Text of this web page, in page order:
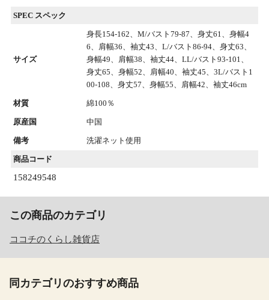
SPEC スペック
サイズ
身長154-162、M/バスト79-87、身丈61、身幅4
6、肩幅36、袖丈43、L/バスト86-94、身丈63、
身幅49、肩幅38、袖丈44、LL/バスト93-101、
身丈65、身幅52、肩幅40、袖丈45、3L/バスト1
00-108、身丈57、身幅55、肩幅42、袖丈46cm
材質 綿100％
原産国 中国
備考 洗濯ネット使用
商品コード
158249548
この商品のカテゴリ
ココチのくらし雑貨店
同カテゴリのおすすめ商品